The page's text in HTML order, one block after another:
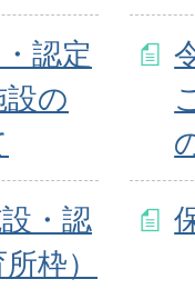
認定
の
・認
枠）